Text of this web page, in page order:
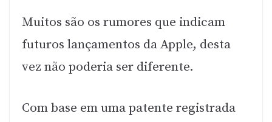
Muitos são os rumores que indicam
futuros lançamentos da Apple, desta
vez não poderia ser diferente.
Com base em uma patente registrada